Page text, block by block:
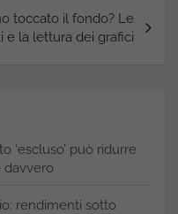
toccato il fondo? Le
e la lettura dei grafici
‘escluso’ può ridurre
davvero
rendimenti sotto